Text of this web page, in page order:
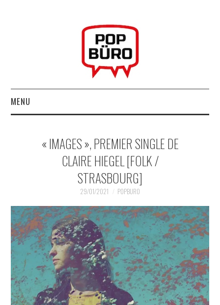
MENU
MUSIQUESACTUELLES.NET
GABBA GABBA HEY !
INDÉPENDANTS
DOKO
« IMAGES », PREMIER SINGLE DE
CLAIRE HIEGEL [FOLK /
STRASBOURG]
29/01/2021 POPBURO